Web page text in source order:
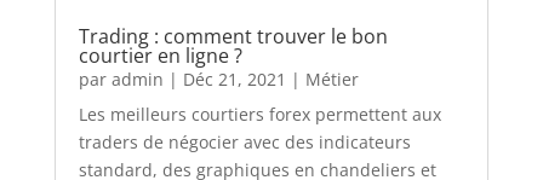
Trading : comment trouver le bon
courtier en ligne ?
par admin | Déc 21, 2021 | Métier
Les meilleurs courtiers forex permettent aux
traders de négocier avec des indicateurs
standard, des graphiques en chandeliers et